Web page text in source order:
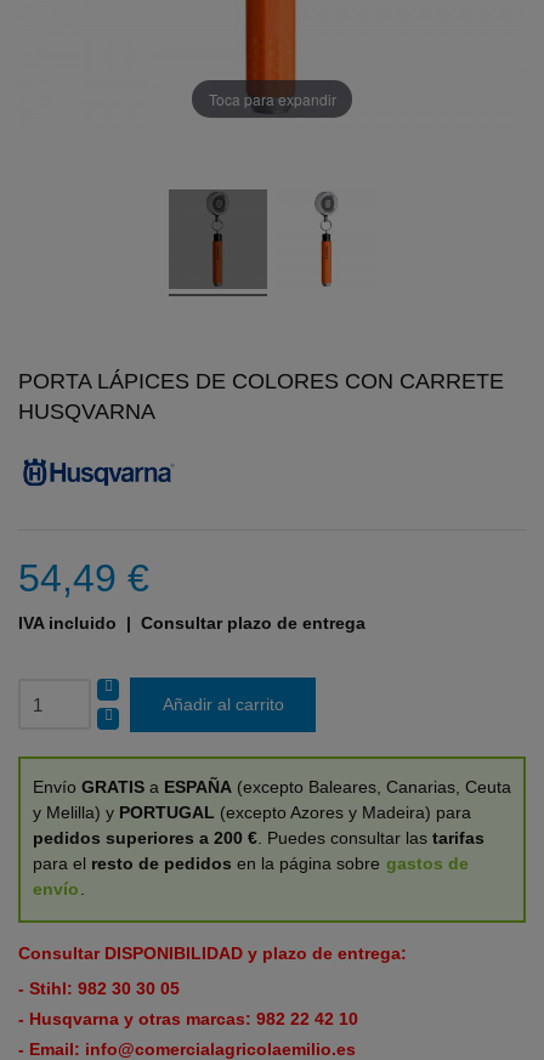
Toca para expandir
PORTA LÁPICES DE COLORES CON CARRETE
HUSQVARNA
54,49 €
IVA incluido | Consultar plazo de entrega
Añadir al carrito
Envío GRATIS a ESPAÑA (excepto Baleares, Canarias, Ceuta
y Melilla) y PORTUGAL (excepto Azores y Madeira) para
pedidos superiores a 200 € . Puedes consultar las tarifas
para el resto de pedidos en la página sobre gastos de
envío
Consultar DISPONIBILIDAD y plazo de entrega:
- Stihl: 982 30 30 05
- Husqvarna y otras marcas: 982 22 42 10
- Email: info@comercialagricolaemilio.es